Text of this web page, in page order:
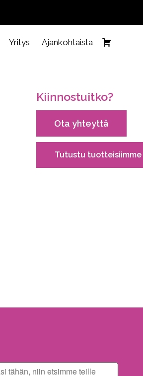
Yritys Ajankohtaista
Kiinnostuitko?
Ota yhteyttä
Tutustu tuotteisiimme